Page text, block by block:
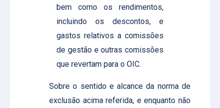
bem como os rendimentos,
incluindo os descontos, e
gastos relativos a comissões
de gestão e outras comissões
que revertam para o OIC.
Sobre o sentido e alcance da norma de
exclusão acima referida, e enquanto não